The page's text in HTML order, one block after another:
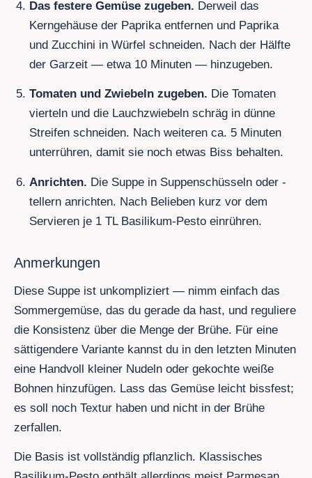
Das festere Gemüse zugeben. Derweil das
Kerngehäuse der Paprika entfernen und Paprika
und Zucchini in Würfel schneiden. Nach der Hälfte
der Garzeit — etwa 10 Minuten — hinzugeben.
Tomaten und Zwiebeln zugeben. Die Tomaten
vierteln und die Lauchzwiebeln schräg in dünne
Streifen schneiden. Nach weiteren ca. 5 Minuten
unterrühren, damit sie noch etwas Biss behalten.
Anrichten. Die Suppe in Suppenschüsseln oder -
tellern anrichten. Nach Belieben kurz vor dem
Servieren je 1 TL Basilikum-Pesto einrühren.
Anmerkungen
Diese Suppe ist unkompliziert — nimm einfach das
Sommergemüse, das du gerade da hast, und reguliere
die Konsistenz über die Menge der Brühe. Für eine
sättigendere Variante kannst du in den letzten Minuten
eine Handvoll kleiner Nudeln oder gekochte weiße
Bohnen hinzufügen. Lass das Gemüse leicht bissfest;
es soll noch Textur haben und nicht in der Brühe
zerfallen.
Die Basis ist vollständig pflanzlich. Klassisches